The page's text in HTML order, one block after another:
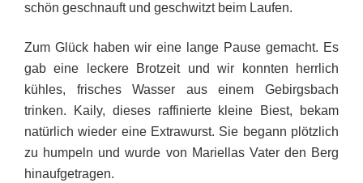
schön geschnauft und geschwitzt beim Laufen.
Zum Glück haben wir eine lange Pause gemacht. Es
gab eine leckere Brotzeit und wir konnten herrlich
kühles, frisches Wasser aus einem Gebirgsbach
trinken. Kaily, dieses raffinierte kleine Biest, bekam
natürlich wieder eine Extrawurst. Sie begann plötzlich
zu humpeln und wurde von Mariellas Vater den Berg
hinaufgetragen.